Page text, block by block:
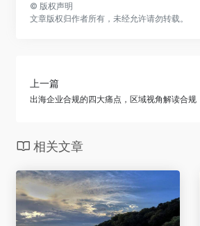
© 版权声明
文章版权归作者所有，未经允许请勿转载。
上一篇
出海企业合规的四大痛点，区域视角解读合规
相关文章